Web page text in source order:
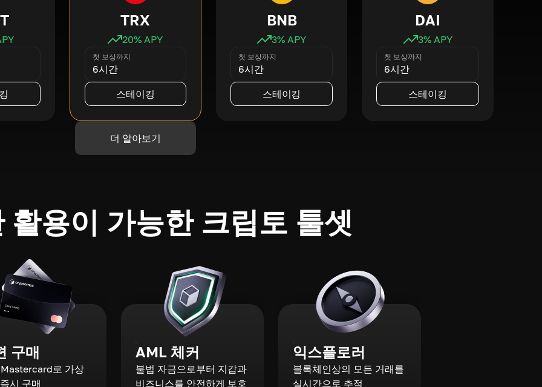
TRX
20% APY
첫 보상까지
6시간
스테이킹
BNB
3% APY
첫 보상까지
6시간
스테이킹
DAI
3% APY
첫 보상까지
6시간
스테이킹
더 알아보기
활용이 가능한 크립토 툴셋
구매
로 가상
시 구매
AML 체커
불법 자금으로부터 지갑과
비즈니스를 안전하게 보호
익스플로러
블록체인상의 모든 거래를
실시간으로 추적